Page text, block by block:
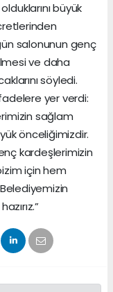
büyük
salonunun genç
ve daha
söyledi.
yer verdi:
sağlam
önceliğimizdir.
kardeşlerimizin
için hem